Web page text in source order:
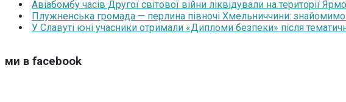
Авіабомбу часів Другої світової війни ліквідували на території
Плужненська громада — перлина півночі Хмельниччини: знайомимо
У Славуті юні учасники отримали «Дипломи безпеки» після
ми в facebook